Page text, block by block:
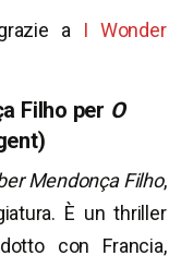
a I Wonder
Filho per O
Mendonça Filho,
È un thriller
con Francia,